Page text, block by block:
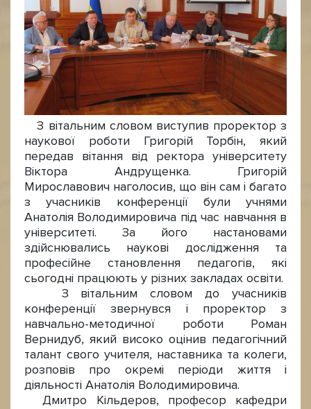
З вітальним словом виступив проректор з
наукової роботи Григорій Торбін, який
передав вітання від ректора університету
Віктора Андрущенка. Григорій
Мирославович наголосив, що він сам і багато
з учасників конференції були учнями
Анатолія Володимировича під час навчання в
університеті. За його настановами
здійснювались наукові дослідження та
професійне становлення педагогів, які
сьогодні працюють у різних закладах освіти.
З вітальним словом до учасників
конференції звернувся і проректор з
навчально-методичної роботи Роман
Вернидуб, який високо оцінив педагогічний
талант свого учителя, наставника та колеги,
розповів про окремі періоди життя і
діяльності Анатолія Володимировича.
Дмитро Кільдеров, професор кафедри